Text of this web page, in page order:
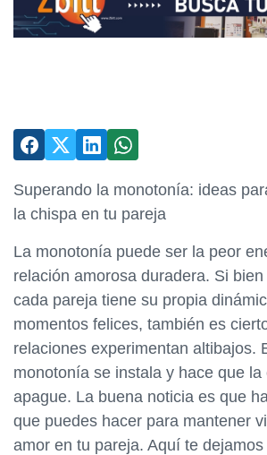
Superando la monotonía: ideas
la chispa en tu pareja
La monotonía puede ser la peor
relación amorosa duradera. Si
cada pareja tiene su propia
momentos felices, también es
relaciones experimentan altibajos.
monotonía se instala y hace que la
apague. La buena noticia es que
que puedes hacer para mantener
amor en tu pareja. Aquí te